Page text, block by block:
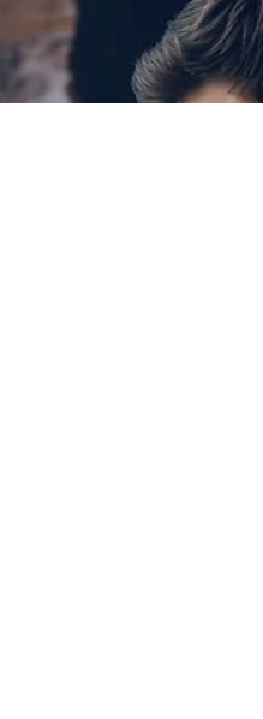
Que Sua Empresa
de um Novo Website